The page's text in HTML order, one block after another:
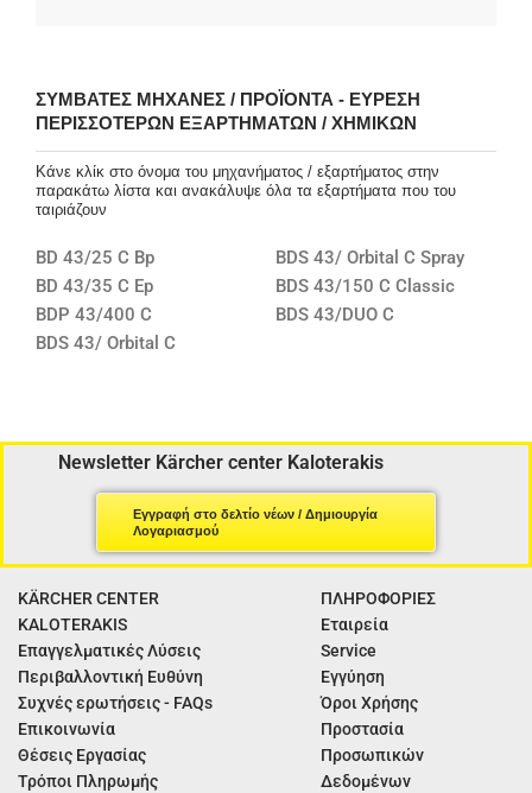
ΣΥΜΒΑΤΈΣ ΜΗΧΑΝΈΣ / ΠΡΟΪΌΝΤΑ - ΕΎΡΕΣΗ
ΠΕΡΙΣΣΌΤΕΡΩΝ ΕΞΑΡΤΗΜΆΤΩΝ / ΧΗΜΙΚΏΝ
Κάνε κλίκ στο όνομα του μηχανήματος / εξαρτήματος στην
παρακάτω λίστα και ανακάλυψε όλα τα εξαρτήματα που του
ταιριάζουν
BD 43/25 C Bp
BD 43/35 C Ep
BDP 43/400 C
BDS 43/ Orbital C
BDS 43/ Orbital C Spray
BDS 43/150 C Classic
BDS 43/DUO C
Newsletter Kärcher center Kaloterakis
Εγγραφή στο δελτίο νέων / Δημιουργία
Λογαριασμού
KÄRCHER CENTER
KALOTERAKIS
Επαγγελματικές Λύσεις
Περιβαλλοντική Ευθύνη
Συχνές ερωτήσεις - FAQs
Επικοινωνία
Θέσεις Εργασίας
Τρόποι Πληρωμής
ΠΛΗΡΟΦΟΡΙΕΣ
Εταιρεία
Service
Εγγύηση
Όροι Χρήσης
Προστασία
Προσωπικών
Δεδομένων